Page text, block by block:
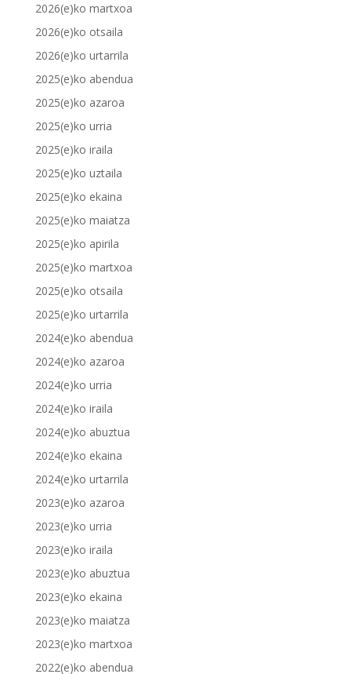
2026(e)ko martxoa
2026(e)ko otsaila
2026(e)ko urtarrila
2025(e)ko abendua
2025(e)ko azaroa
2025(e)ko urria
2025(e)ko iraila
2025(e)ko uztaila
2025(e)ko ekaina
2025(e)ko maiatza
2025(e)ko apirila
2025(e)ko martxoa
2025(e)ko otsaila
2025(e)ko urtarrila
2024(e)ko abendua
2024(e)ko azaroa
2024(e)ko urria
2024(e)ko iraila
2024(e)ko abuztua
2024(e)ko ekaina
2024(e)ko urtarrila
2023(e)ko azaroa
2023(e)ko urria
2023(e)ko iraila
2023(e)ko abuztua
2023(e)ko ekaina
2023(e)ko maiatza
2023(e)ko martxoa
2022(e)ko abendua